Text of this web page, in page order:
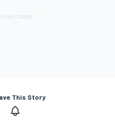
This Story